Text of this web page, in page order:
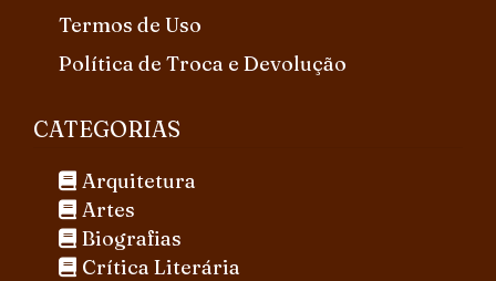
Termos de Uso
Política de Troca e Devolução
CATEGORIAS
Arquitetura
Artes
Biografias
Crítica Literária